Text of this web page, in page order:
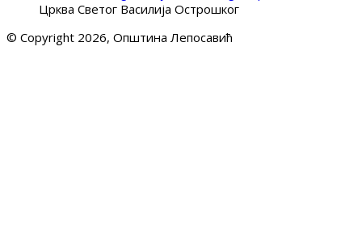
Црква Светог Василија Острошког
© Copyright 2026, Општина Лепосавић